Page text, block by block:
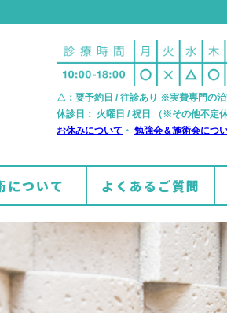
△：要予約日 / 往診あり ※実費専門の
休診日： 火曜日 / 祝日 （※その他不定休
お休みについて ・ 勉強会＆施術会につ
について よくあるご質問